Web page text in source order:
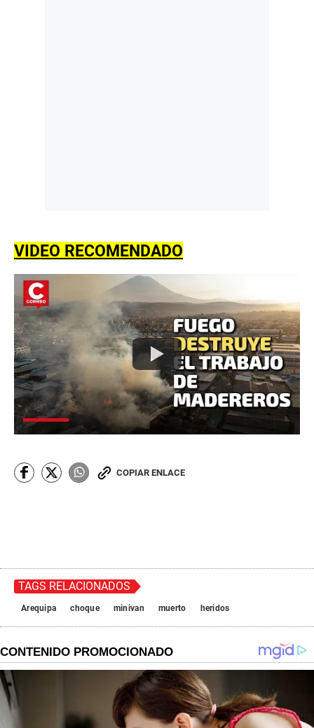
VIDEO RECOMENDADO
COPIAR ENLACE
TAGS RELACIONADOS
Arequipa choque minivan muerto heridos